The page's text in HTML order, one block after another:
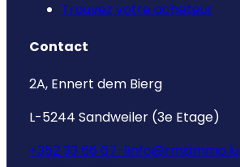
Trouvez votre acheteur
Contact
2A, Ennert dem Bierg
L-5244 Sandweiler (3e Etage)
+352 33 66 67-1info@rmsimmo.lu